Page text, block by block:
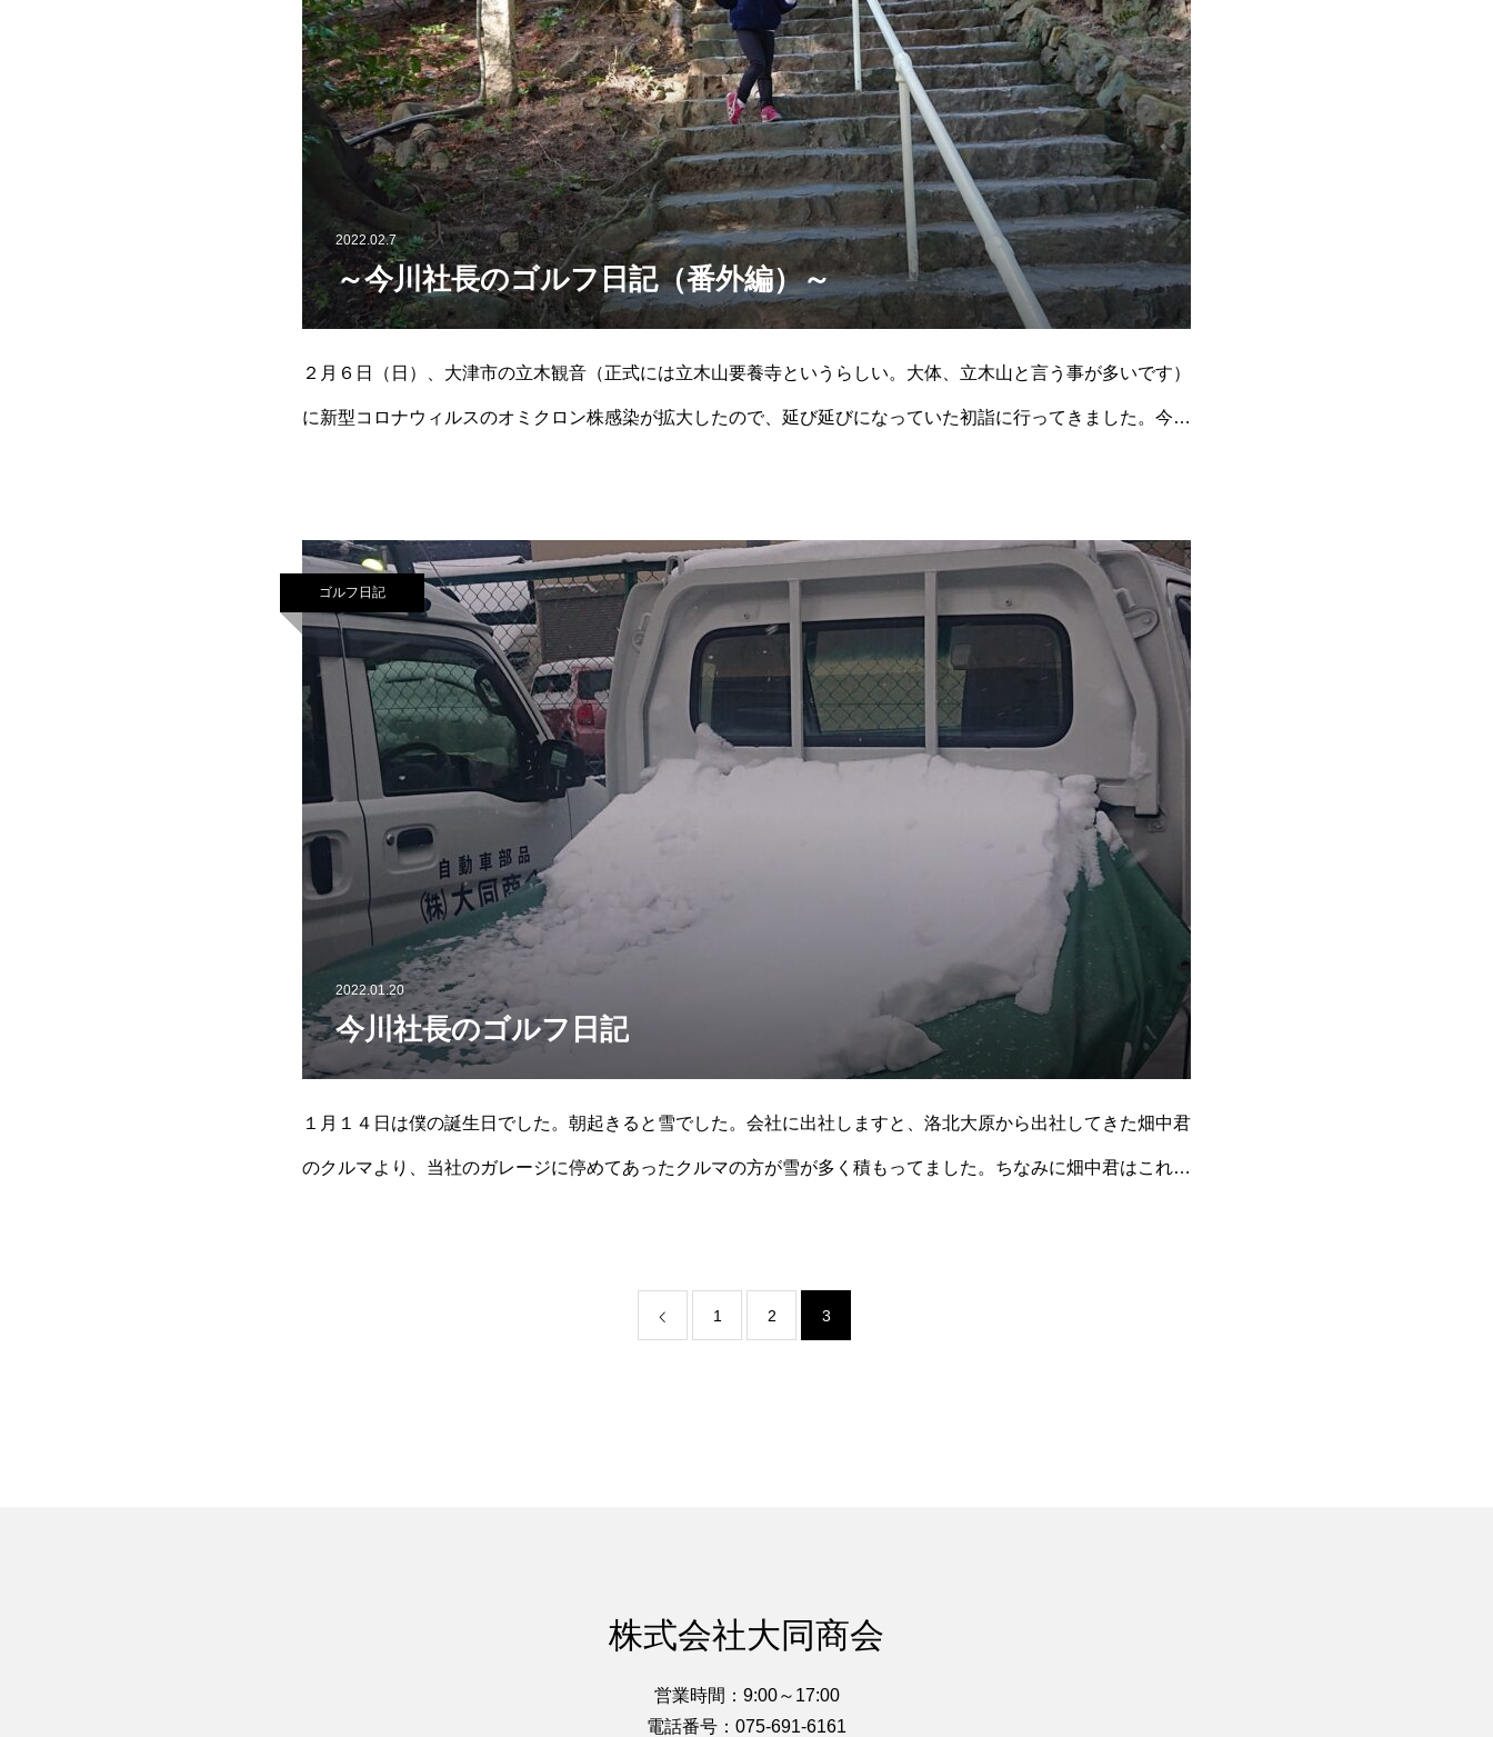
2022.02.7
～今川社長のゴルフ日記（番外編）～
２月６日（日）、大津市の立木観音（正式には立木山要養寺というらしい。大体、立木山と言う事が多いです）
に新型コロナウィルスのオミクロン株感染が拡大したので、延び延びになっていた初詣に行ってきました。今回
ゴルフ日記
2022.01.20
今川社長のゴルフ日記
１月１４日は僕の誕生日でした。朝起きると雪でした。会社に出社しますと、洛北大原から出社してきた畑中君
のクルマより、当社のガレージに停めてあったクルマの方が雪が多く積もってました。ちなみに畑中君はこれぐ
1 2 3
株式会社大同商会
営業時間：9:00～17:00
電話番号：075-691-6161